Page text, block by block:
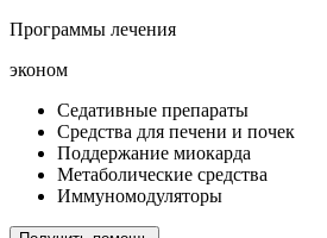
Программы лечения
эконом
Седативные препараты
Средства для печени и почек
Поддержание миокарда
Метаболические средства
Иммуномодуляторы